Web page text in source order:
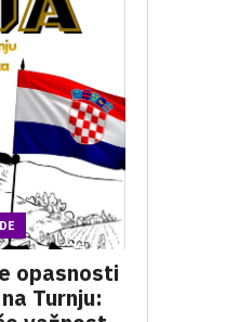
opasnosti
Turnju: